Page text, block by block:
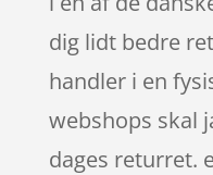
dig lidt bedre
handler i en
webshops skal
dages returret.